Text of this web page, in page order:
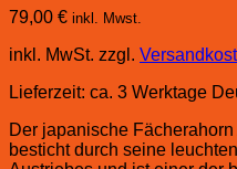
79,00 € inkl. Mwst.
inkl. MwSt. zzgl.
Lieferzeit: ca. 3 Werktage
Der japanische
besticht durch seine